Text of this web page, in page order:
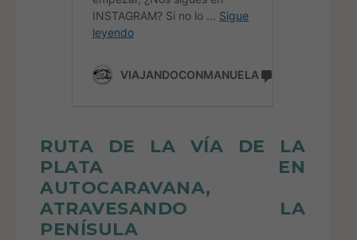
RUTA DE LA VÍA DE LA
PLATA EN
AUTOCARAVANA,
ATRAVESANDO LA
PENÍSULA